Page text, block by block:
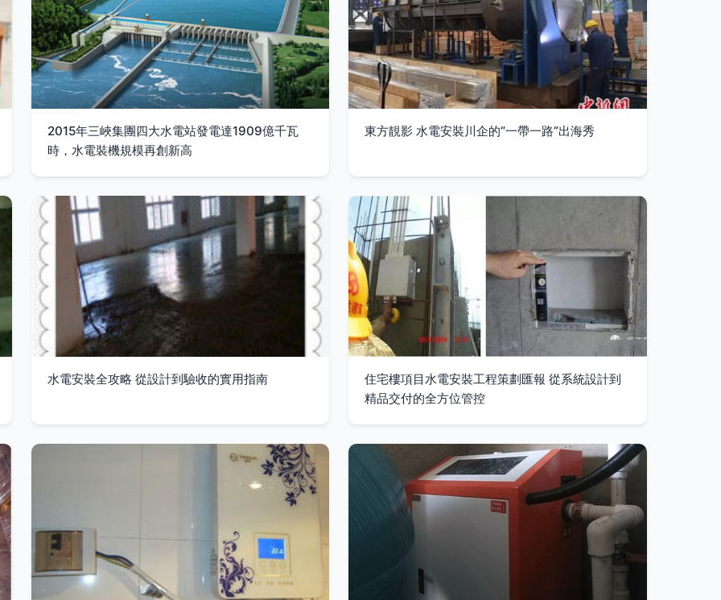
2015年三峽集團四大水電站發電達1909億千瓦
時，水電裝機規模再創新高
東方靚影 水電安裝川企的“一帶一路”出海秀
水電安裝全攻略 從設計到驗收的實用指南
住宅樓項目水電安裝工程策劃匯報 從系統設計到
精品交付的全方位管控